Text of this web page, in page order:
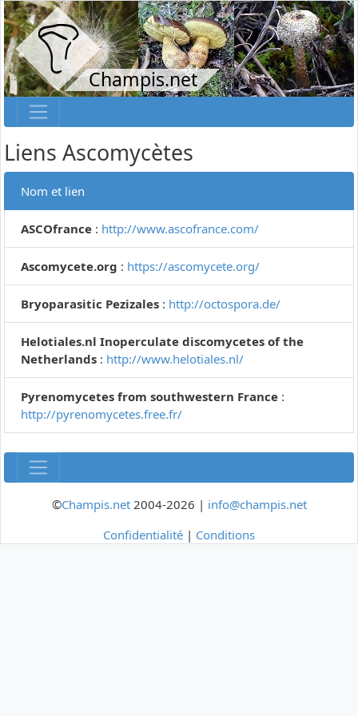
Champis.net
Liens Ascomycètes
Nom et lien
ASCOfrance : http://www.ascofrance.com/
Ascomycete.org : https://ascomycete.org/
Bryoparasitic Pezizales : http://octospora.de/
Helotiales.nl Inoperculate discomycetes of the
Netherlands : http://www.helotiales.nl/
Pyrenomycetes from southwestern France :
http://pyrenomycetes.free.fr/
©Champis.net2004-2026 | info@champis.net
Confidentialité | Conditions